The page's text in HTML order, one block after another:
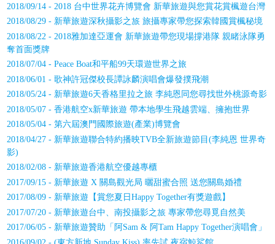
2018/09/14 - 2018 台中世界花卉博覽會 新華旅遊與您賞花賞楓遊台灣
2018/08/29 - 新華旅遊深秋攝影之旅 旅攝專家帶您探索韓國賞楓秘境
2018/08/22 - 2018雅加達亞運會 新華旅遊帶您現場撐港隊 親睹泳隊勇
奪首面獎牌
2018/07/04 - Peace Boat和平船99天環遊世界之旅
2018/06/01 - 歌神許冠傑校長譚詠麟演唱會爆發撲飛潮
2018/05/24 - 新華旅遊6天香格里拉之旅 李純恩同您尋找世外桃源奇影
2018/05/07 - 香港航空x新華旅遊 帶本地學生飛越雲端、擁抱世界
2018/05/04 - 第六屆澳門國際旅遊(產業)博覽會
2018/04/27 - 新華旅遊聯合特約播映TVB全新旅遊節目(李純恩 世界奇
影)
2018/02/08 - 新華旅遊香港航空優越專櫃
2017/09/15 - 新華旅遊 X 關島觀光局 曬甜蜜合照 送您關島婚禮
2017/08/09 - 新華旅遊【賞您夏日Happy Together有獎遊戲】
2017/07/20 - 新華旅遊台中、南投攝影之旅 專家帶您尋覓自然美
2017/06/05 - 新華旅遊贊助「阿Sam & 阿Tam Happy Together演唱會」